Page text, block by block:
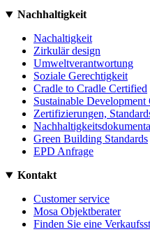
Nachhaltigkeit
Nachaltigkeit
Zirkulär design
Umweltverantwortung
Soziale Gerechtigkeit
Cradle to Cradle Certified
Sustainable
Zertifizierungen,
Green Building Standards
EPD Anfrage
Kontakt
Customer service
Mosa Objektberater
Finden Sie eine